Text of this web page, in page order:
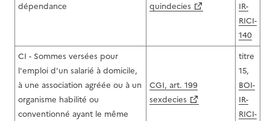
dépendance
quindecies
IR-
RICI-
140
CI - Sommes versées pour
l'emploi d'un salarié à domicile,
à une association agréée ou à un
organisme habilité ou
conventionné ayant le même
CGI, art. 199
sexdecies
titre
15,
BOI-
IR-
RICI-